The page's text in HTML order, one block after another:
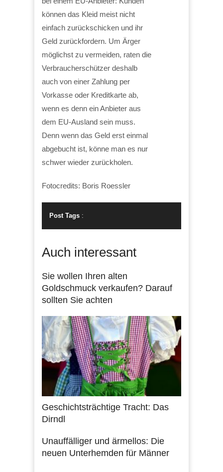
können das Kleid meist nicht
einfach zurückschicken und ihr
Geld zurückfordern. Um Ärger
möglichst zu vermeiden, raten die
Verbraucherschützer deshalb
auch von einer Zahlung per
Vorkasse oder Kreditkarte ab,
wenn es denn ein Anbieter aus
dem EU-Ausland sein muss.
Denn wenn das Geld erst einmal
abgebucht ist, könne man es nur
schwer wieder zurückholen.
Fotocredits: Boris Roessler
Post Tags :
Auch interessant
Sie wollen Ihren alten
Goldschmuck verkaufen? Darauf
sollten Sie achten
Geschichtsträchtige Tracht: Das
Dirndl
Unauffälliger und ärmellos: Die
neuen Unterhemden für Männer